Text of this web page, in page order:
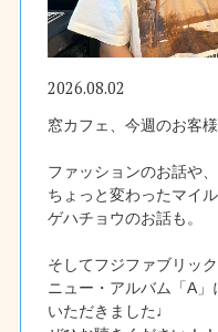
2026.08.02
窓カフェ、今週のお客
ファッションのお話や、
ちょっと変わったマイ
ゲハチョウのお話も。
そしてフジファブリッ
ニュー・アルバム「A
いただきました♩